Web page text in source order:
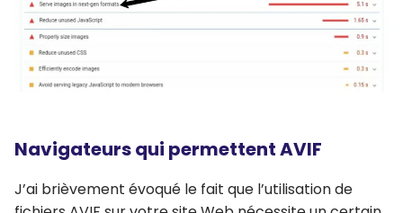
Navigateurs qui permettent AVIF
J’ai brièvement évoqué le fait que l’utilisation de